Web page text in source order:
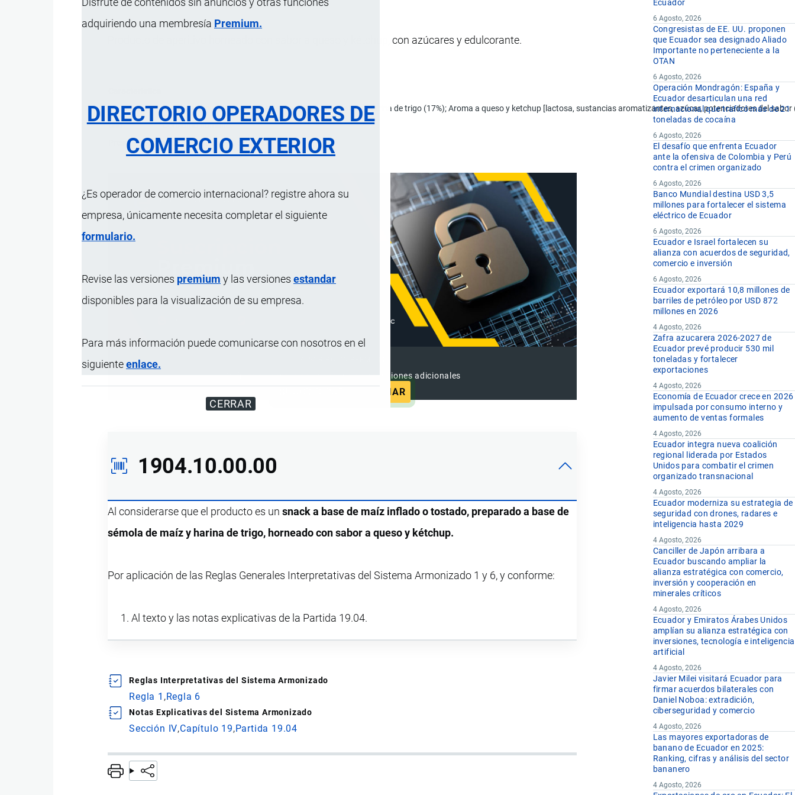
adquiriendo una membresía Premium.
DIRECTORIO OPERADORES DE
COMERCIO EXTERIOR
¿Es operador de comercio internacional? registre ahora su
empresa, únicamente necesita completar el siguiente
formulario.
Revise las versiones premium y las versiones estandar
disponibles para la visualización de su empresa.
Para más información puede comunicarse con nosotros en el
siguienteenlace.
CERRAR
Producto de aperitivo horneado con sabor a queso y kétchup, con azúcares y edulcorante.
Ingredientes
Sémola de maíz (33%); Aceite de maíz; Copos de patata; Harina de trigo (17%); Aroma a queso y ketchup [lactosa, sustancias aromatizantes, azúcar, potenciadores del
Uso
Consumo humano.
Presentación
Bolsa laminada de 96 gramos.
Disfrute de contenido sin anuncios y funciones adicionales
ANUNCIAR
1904.10.00.00
Al considerarse que el producto es unsnack a base de maíz inflado o tostado, preparado a base de
sémola de maíz y harina de trigo, horneado con sabor a queso y kétchup.
Por aplicación de las Reglas Generales Interpretativas del Sistema Armonizado 1 y 6, y conforme:
Al texto y las notas explicativas de la Partida 19.04.
Reglas Interpretativas del Sistema Armonizado
Regla 1 Regla 6
Notas Explicativas del Sistema Armonizado
Sección IV Capítulo 19 Partida 19.04
Ecuador
6 Agosto, 2026
Congresistas de EE. UU. proponen
que Ecuador sea designado Aliado
Importante no perteneciente a la
OTAN
6 Agosto, 2026
Operación Mondragón: España y
Ecuador desarticulan una red
internacional que traficó más de 21
toneladas de cocaína
6 Agosto, 2026
El desafío que enfrenta Ecuador
ante la ofensiva de Colombia y Perú
contra el crimen organizado
6 Agosto, 2026
Banco Mundial destina USD 3,5
millones para fortalecer el sistema
eléctrico de Ecuador
6 Agosto, 2026
Ecuador e Israel fortalecen su
alianza con acuerdos de seguridad,
comercio e inversión
6 Agosto, 2026
Ecuador exportará 10,8 millones de
barriles de petróleo por USD 872
millones en 2026
4 Agosto, 2026
Zafra azucarera 2026-2027 de
Ecuador prevé producir 530 mil
toneladas y fortalecer
exportaciones
4 Agosto, 2026
Economía de Ecuador crece en 2026
impulsada por consumo interno y
aumento de ventas formales
4 Agosto, 2026
Ecuador integra nueva coalición
regional liderada por Estados
Unidos para combatir el crimen
organizado transnacional
4 Agosto, 2026
Ecuador moderniza su estrategia de
seguridad con drones, radares e
inteligencia hasta 2029
4 Agosto, 2026
Canciller de Japón arribara a
Ecuador buscando ampliar la
alianza estratégica con comercio,
inversión y cooperación en
minerales críticos
4 Agosto, 2026
Ecuador y Emiratos Árabes Unidos
amplían su alianza estratégica con
inversiones, tecnología e inteligencia
artificial
4 Agosto, 2026
Javier Milei visitará Ecuador para
firmar acuerdos bilaterales con
Daniel Noboa: extradición,
ciberseguridad y comercio
4 Agosto, 2026
Las mayores exportadoras de
banano de Ecuador en 2025:
Ranking, cifras y análisis del sector
bananero
4 Agosto, 2026